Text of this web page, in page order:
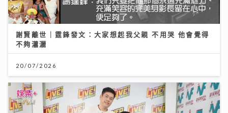
謝賢離世｜霆鋒發文：大家想起我父親 不用哭 他會覺得
不夠瀟灑
20/07/2026